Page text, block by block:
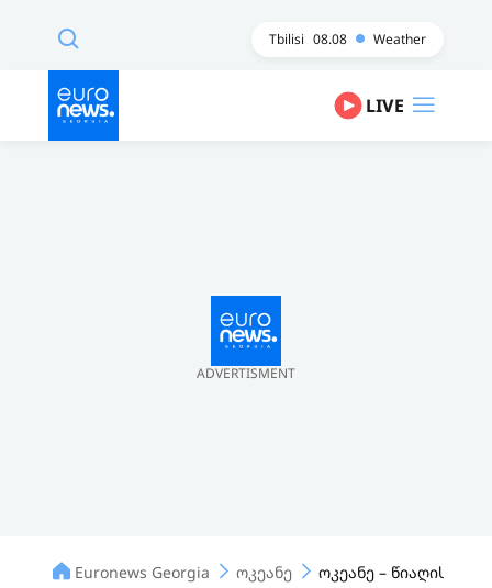
Tbilisi 08.08 Weather
LIVE
ADVERTISMENT
Euronews Georgia ოკეანე ოკეანე –